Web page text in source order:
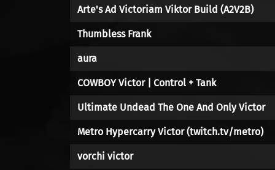
Arte's Ad Victoriam Viktor Build (A2V2B)
Thumbless Frank
aura
COWBOY Victor | Control + Tank
Ultimate Undead The One And Only Victor
Metro Hypercarry Victor (twitch.tv/metro)
vorchi victor